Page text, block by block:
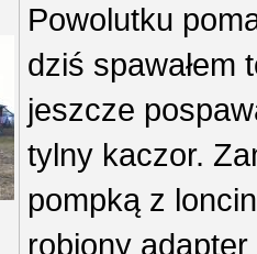
Powolutku
dziś spawałem
jeszcze
tylny kaczor.
pompką z
robiony